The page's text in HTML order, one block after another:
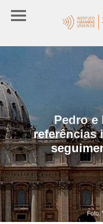
Pedro e
referências
Foto: